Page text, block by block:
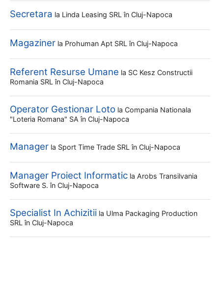
Secretara la Linda Leasing SRL în Cluj-Napoca
Magaziner la Prohuman Apt SRL în Cluj-Napoca
Referent Resurse Umane la SC Kesz Constructii
Romania SRL în Cluj-Napoca
Operator Gestionar Loto la Compania Nationala
"loteria Romana" SA în Cluj-Napoca
Manager la Sport Time Trade SRL în Cluj-Napoca
Manager Proiect Informatic la Arobs Transilvania
Software S. în Cluj-Napoca
Specialist In Achizitii la Ulma Packaging Production
SRL în Cluj-Napoca